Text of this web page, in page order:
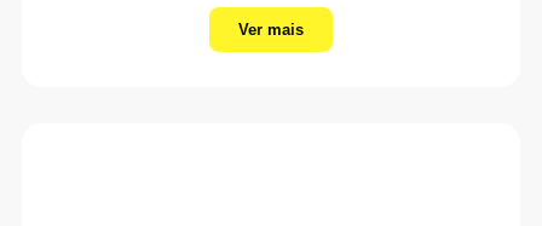
Ver mais